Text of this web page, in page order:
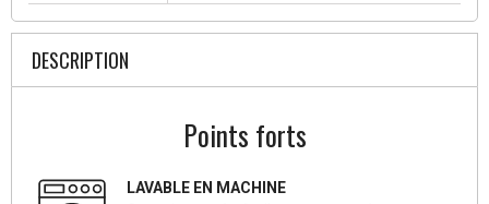
DESCRIPTION
Points forts
LAVABLE EN MACHINE